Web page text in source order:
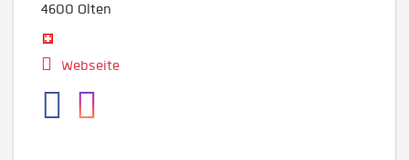
4600 Olten
Webseite